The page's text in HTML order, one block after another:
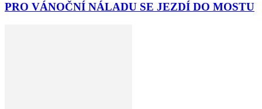
PRO VÁNOČNÍ NÁLADU SE JEZDÍ DO MOSTU